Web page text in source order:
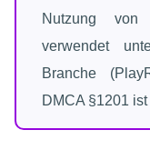
Nutzung von
verwendet
Branche
DMCA §1201